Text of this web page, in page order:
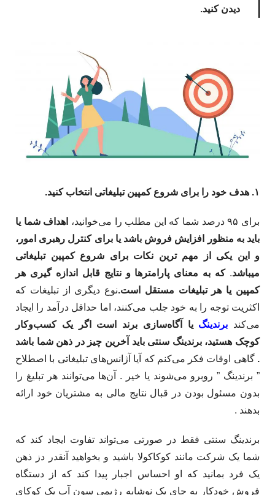
دیدن کنید.
۱. هدف خود را برای شروع کمپین تبلیغاتی انتخاب کنید.
برای ۹۵ درصد شما که این مطلب را می‌خوانید،
اهداف شما یا
باید به منظور افزایش فروش باشد یا برای کنترل رهبری امور،
و این یکی از مهم ترین نکات برای شروع کمپین تبلیغاتی
میباشد.​که به معنای پارامترها و نتایج قابل اندازه گیری هر
کمپین یا هر تبلیغات مستقل است.نوع دیگری از تبلیغات که
اکثریت توجه را به خود جلب می‌کنند، اما حداقل درآمد را ایجاد
می‌کند برندینگ یا آگاه‌سازی برند است
اگر یک کسب‌وکار
کوچک هستید، برندینگ سنتی باید آخرین چیز در ذهن شما باشد
.گاهی اوقات فکر می‌کنم که آیا آژانس‌های تبلیغاتی با اصطلاح
” برندینگ ” روبرو می‌شوند یا خیر . آن‌ها می‌توانند هر تبلیغ را
بدون مسئول بودن در قبال نتایج مالی به مشتریان خود ارائه
بدهند . ​
برندینگ سنتی فقط در صورتی می‌تواند تفاوت ایجاد کند که
شما یک شرکت مانند کوکاکولا باشید و بخواهید آنقدر دز ذهن
یک فرد بمانید که او احساس اجبار پیدا کند که از دستگاه
فروش خودکار به جای یک نوشابه رژیمی سون آپ یک کوکای